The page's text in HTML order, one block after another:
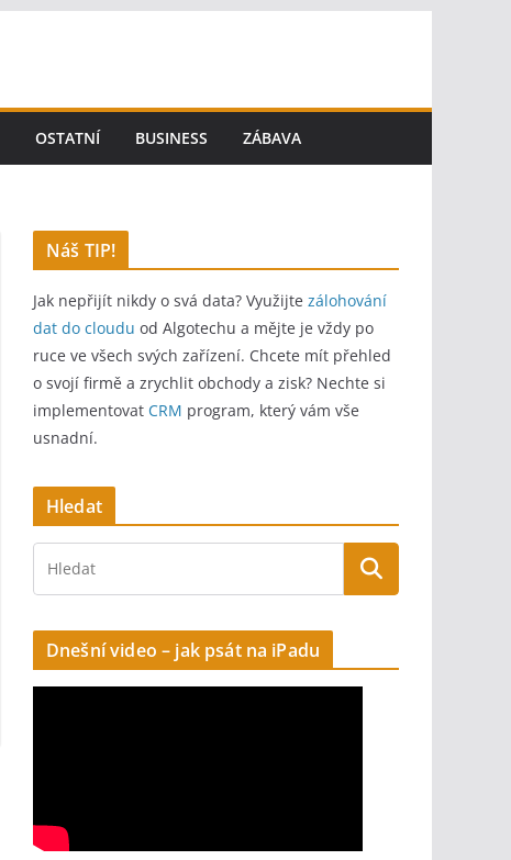
OSTATNÍ BUSINESS ZÁBAVA
Náš TIP!
Jak nepřijít nikdy o svá data? Využijte zálohování
dat do cloudu od Algotechu a mějte je vždy po
ruce ve všech svých zařízení. Chcete mít přehled
o svojí firmě a zrychlit obchody a zisk? Nechte si
implementovat CRM program, který vám vše
usnadní.
Hledat
Dnešní video – jak psát na iPadu